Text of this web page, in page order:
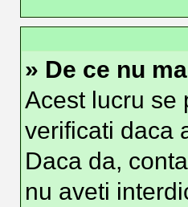
» De ce nu
Acest lucru se
verificati daca
Daca da,
nu aveti